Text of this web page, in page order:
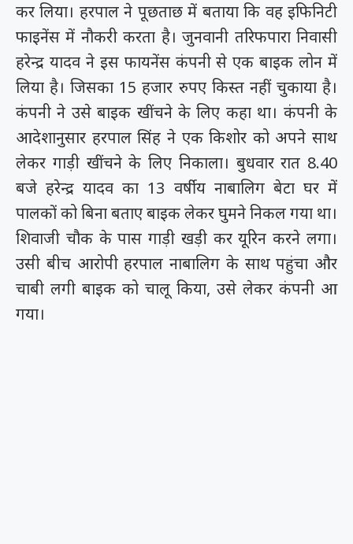
कर लिया। हरपाल ने पूछताछ में बताया कि वह इफिनिटी
फाइनेंस में नौकरी करता है। जुनवानी तरिफपारा निवासी
हरेन्द्र यादव ने इस फायनेंस कंपनी से एक बाइक लोन में
लिया है। जिसका 15 हजार रुपए किस्त नहीं चुकाया है।
कंपनी ने उसे बाइक खींचने के लिए कहा था। कंपनी के
आदेशानुसार हरपाल सिंह ने एक किशोर को अपने साथ
लेकर गाड़ी खींचने के लिए निकाला। बुधवार रात 8.40
बजे हरेन्द्र यादव का 13 वर्षीय नाबालिग बेटा घर में
पालकों को बिना बताए बाइक लेकर घुमने निकल गया था।
शिवाजी चौक के पास गाड़ी खड़ी कर यूरिन करने लगा।
उसी बीच आरोपी हरपाल नाबालिग के साथ पहुंचा और
चाबी लगी बाइक को चालू किया, उसे लेकर कंपनी आ
गया।